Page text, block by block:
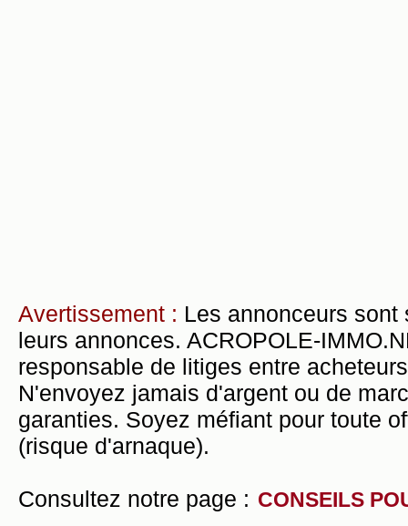
Avertissement : Les annonceurs
leurs annonces. ACROPOLE-
responsable de litiges entre
N'envoyez jamais d'argent ou de
garanties. Soyez méfiant pour toute
(risque d'arnaque).
Consultez notre page : CONSEILS